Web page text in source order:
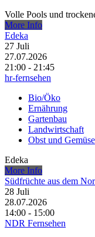
Volle Pools und
More Info
Edeka
27 Juli
27.07.2026
21:00 - 21:45
hr-fernsehen
Bio/Öko
Ernährung
Gartenbau
Landwirtschaft
Obst und Gemüse
Edeka
More Info
Südfrüchte aus dem
28 Juli
28.07.2026
14:00 - 15:00
NDR Fernsehen